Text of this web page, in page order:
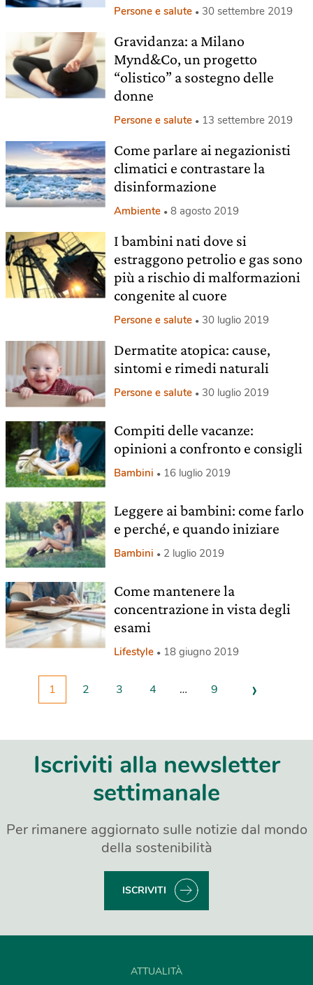
Persone e salute 30 settembre 2019
Gravidanza: a Milano
Mynd&Co, un progetto
“olistico” a sostegno delle
donne
Persone e salute 13 settembre 2019
Come parlare ai negazionisti
climatici e contrastare la
disinformazione
Ambiente 8 agosto 2019
I bambini nati dove si
estraggono petrolio e gas sono
più a rischio di malformazioni
congenite al cuore
Persone e salute 30 luglio 2019
Dermatite atopica: cause,
sintomi e rimedi naturali
Persone e salute 30 luglio 2019
Compiti delle vacanze:
opinioni a confronto e consigli
Bambini 16 luglio 2019
Leggere ai bambini: come farlo
e perché, e quando iniziare
Bambini 2 luglio 2019
Come mantenere la
concentrazione in vista degli
esami
Lifestyle 18 giugno 2019
1 2 3 4 … 9 ›
Iscriviti alla newsletter
settimanale
Per rimanere aggiornato sulle notizie dal mondo
della sostenibilità
ISCRIVITI
ATTUALITÀ